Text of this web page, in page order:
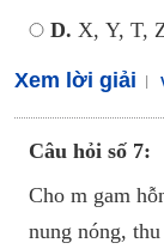
D. X, Y, T,
Xem lời giải
Câu hỏi số 7:
Cho m gam
nung nóng,